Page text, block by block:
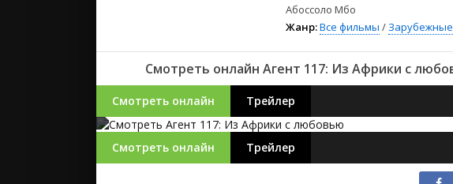
Абоссоло Мбо
Жанр:Все фильмы / Зарубежные
Смотреть онлайн Агент 117: Из Африки с
Смотреть онлайн Трейлер
Смотреть онлайн Трейлер